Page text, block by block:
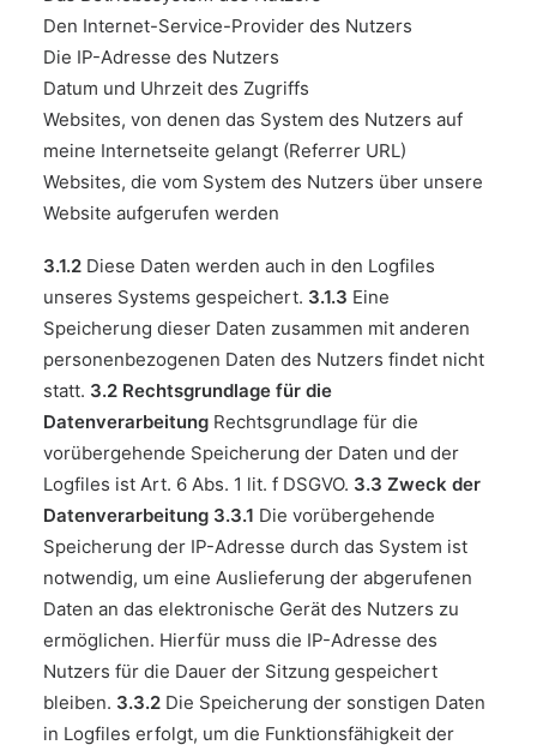
Den Internet-Service-Provider des Nutzers
Die IP-Adresse des Nutzers
Datum und Uhrzeit des Zugriffs
Websites, von denen das System des Nutzers auf
meine Internetseite gelangt (Referrer URL)
Websites, die vom System des Nutzers über unsere
Website aufgerufen werden
3.1.2 Diese Daten werden auch in den Logfiles
unseres Systems gespeichert. 3.1.3 Eine
Speicherung dieser Daten zusammen mit anderen
personenbezogenen Daten des Nutzers findet nicht
statt. 3.2 Rechtsgrundlage für die
Datenverarbeitung Rechtsgrundlage für die
vorübergehende Speicherung der Daten und der
Logfiles ist Art. 6 Abs. 1 lit. f DSGVO. 3.3 Zweck der
Datenverarbeitung 3.3.1 Die vorübergehende
Speicherung der IP-Adresse durch das System ist
notwendig, um eine Auslieferung der abgerufenen
Daten an das elektronische Gerät des Nutzers zu
ermöglichen. Hierfür muss die IP-Adresse des
Nutzers für die Dauer der Sitzung gespeichert
bleiben. 3.3.2 Die Speicherung der sonstigen Daten
in Logfiles erfolgt, um die Funktionsfähigkeit der